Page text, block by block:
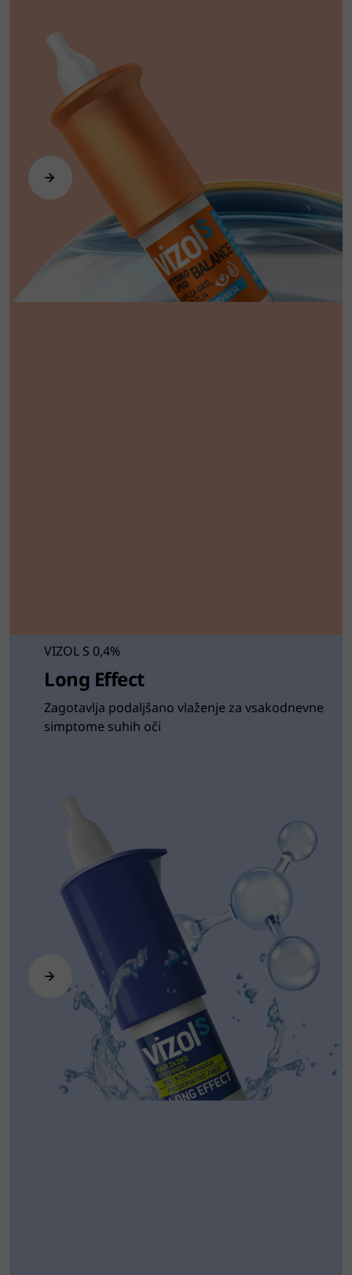
VIZOL S 0,4%
Long Effect
Zagotavlja podaljšano vlaženje za vsakodnevne
simptome suhih oči